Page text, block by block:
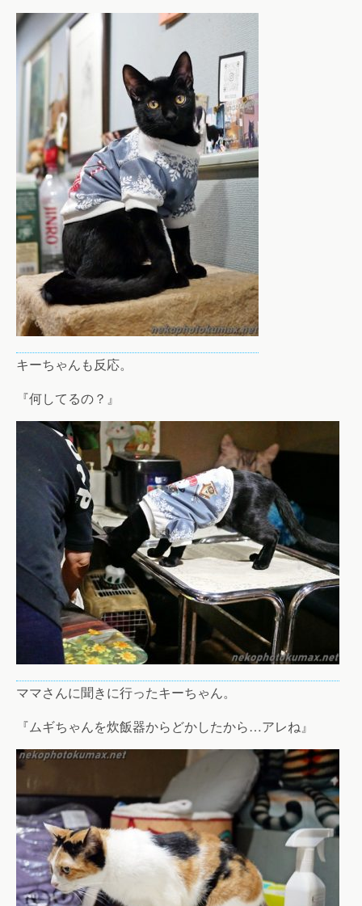
キーちゃんも反応。
『何してるの？』
ママさんに聞きに行ったキーちゃん。
『ムギちゃんを炊飯器からどかしたから…アレね』